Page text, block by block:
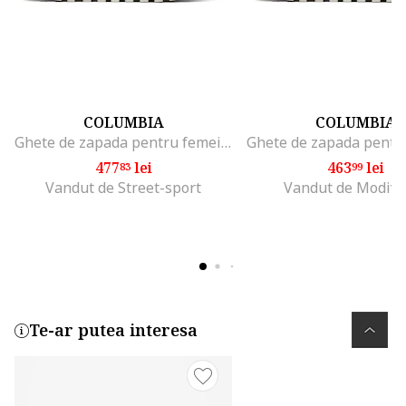
COLUMBIA
Ghete de zapada pentru femei, 305280411, material textil
47783lei
Vandut de Street-sport
COLUMBIA
46399lei
Vandut de
Te-ar putea interesa